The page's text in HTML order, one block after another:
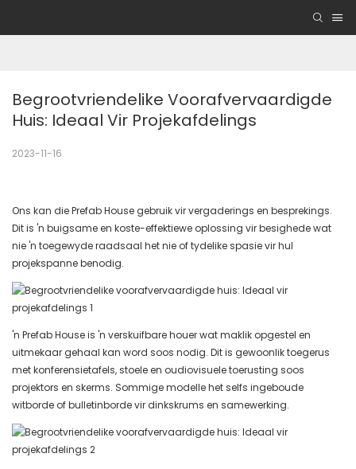
Begrootvriendelike Voorafvervaardigde
Huis: Ideaal Vir Projekafdelings
2023-11-16
Ons kan die Prefab House gebruik vir vergaderings en besprekings.
Dit is 'n buigsame en koste-effektiewe oplossing vir besighede wat
nie 'n toegewyde raadsaal het nie of tydelike spasie vir hul
projekspanne benodig.
'n Prefab House is 'n verskuifbare houer wat maklik opgestel en
uitmekaar gehaal kan word soos nodig. Dit is gewoonlik toegerus
met konferensietafels, stoele en oudiovisuele toerusting soos
projektors en skerms. Sommige modelle het selfs ingeboude
witborde of bulletinborde vir dinkskrums en samewerking.